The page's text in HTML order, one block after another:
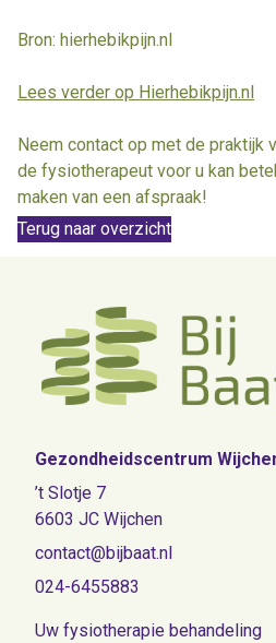
Bron: hierhebikpijn.nl
Lees verder op Hierhebikpijn.nl
Neem contact op met de praktijk
de fysiotherapeut voor u kan
maken van een afspraak!
Terug naar overzicht
Gezondheidscentrum
’t Slotje 7
6603 JC Wijchen
contact@bijbaat.nl
024-6455883
Uw fysiotherapie behandeling